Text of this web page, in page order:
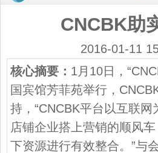
CNCBK助
2016-01-11
核心摘要： 1月10日，
国宾馆芳菲苑举行，
持，“CNCBK平台以互联
店铺企业搭上营销的顺风
下资源进行有效整合。”与